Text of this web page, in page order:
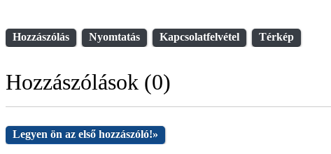
Hozzászólás Nyomtatás Kapcsolatfelvétel Térkép
Hozzászólások (0)
Legyen ön az első hozzászóló!»